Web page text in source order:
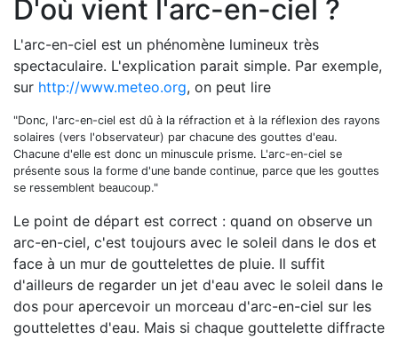
D'où vient l'arc-en-ciel ?
L'arc-en-ciel est un phénomène lumineux très
spectaculaire. L'explication parait simple. Par exemple,
sur http://www.meteo.org, on peut lire
"Donc, l'arc-en-ciel est dû à la réfraction et à la réflexion des rayons
solaires (vers l'observateur) par chacune des gouttes d'eau.
Chacune d'elle est donc un minuscule prisme. L'arc-en-ciel se
présente sous la forme d'une bande continue, parce que les gouttes
se ressemblent beaucoup."
Le point de départ est correct : quand on observe un
arc-en-ciel, c'est toujours avec le soleil dans le dos et
face à un mur de gouttelettes de pluie. Il suffit
d'ailleurs de regarder un jet d'eau avec le soleil dans le
dos pour apercevoir un morceau d'arc-en-ciel sur les
gouttelettes d'eau. Mais si chaque gouttelette diffracte